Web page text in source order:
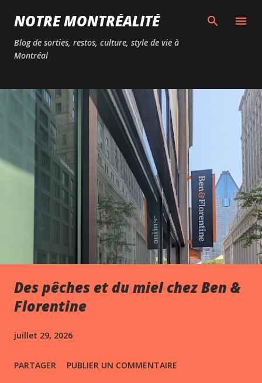
Passer au contenu principal
NOTRE MONTRÉALITÉ
Blog de sorties, restos, culture, style de vie à
Montréal
Des pêches et du miel chez Ben &
Florentine
juillet 29, 2026
PARTAGER PUBLIER UN COMMENTAIRE